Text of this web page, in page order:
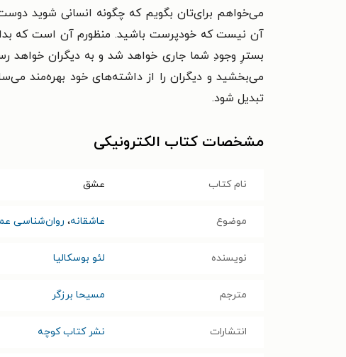
می‌خواهم برای‌تان بگویم که چگونه انسانی شوید
آن نیست که خودپرست باشید. منظورم آن است که
بسترِ وجودِ شما جاری خواهد شد و به دیگران خواهد
می‌بخشید و دیگران را از داشته‌های خود بهره‌مند
تبدیل شود.
مشخصات کتاب الکترونیکی
نام کتاب عشق
موضوع عاشقانه، روان‌شناسی
نویسنده لئو بوسکالیا
مترجم مسیحا برزگر
انتشارات نشر کتاب کوچه